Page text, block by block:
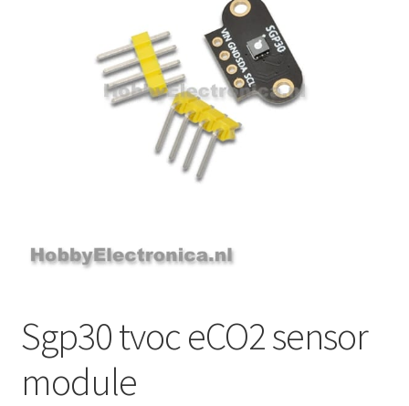
Sgp30 tvoc eCO2 sensor
module